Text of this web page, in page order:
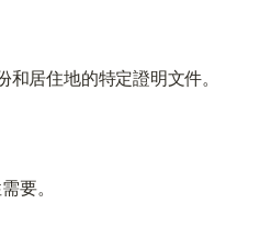
居住地的特定證明文件。
要。